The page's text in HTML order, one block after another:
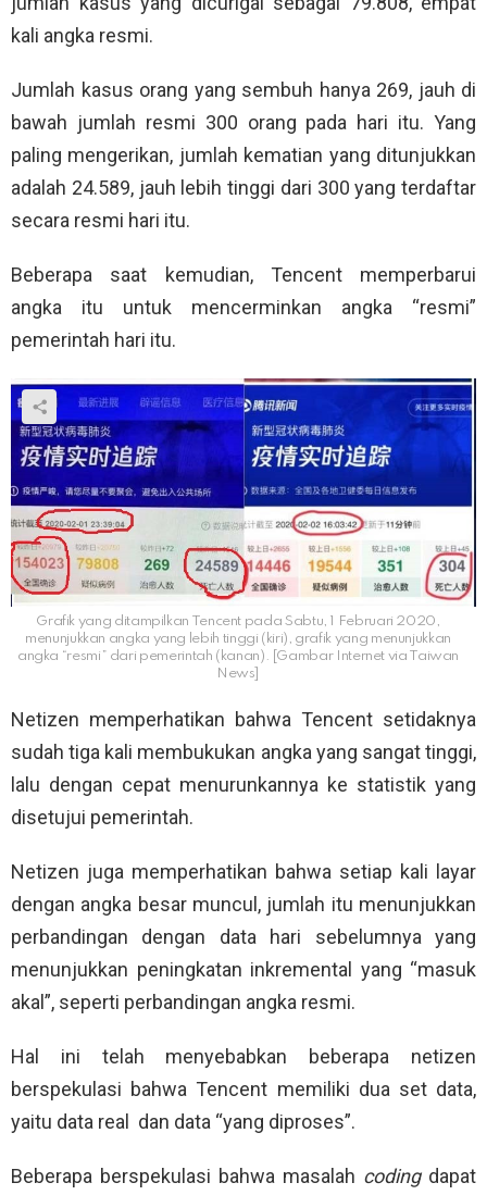
kali angka resmi.
Jumlah kasus orang yang sembuh hanya 269, jauh di
bawah jumlah resmi 300 orang pada hari itu. Yang
paling mengerikan, jumlah kematian yang ditunjukkan
adalah 24.589, jauh lebih tinggi dari 300 yang terdaftar
secara resmi hari itu.
Beberapa saat kemudian, Tencent memperbarui
angka itu untuk mencerminkan angka “resmi”
pemerintah hari itu.
Grafik yang ditampilkan Tencent pada Sabtu, 1 Februari 2020,
menunjukkan angka yang lebih tinggi (kiri), grafik yang menunjukkan
angka “resmi” dari pemerintah (kanan). [Gambar Internet via Taiwan
News]
Netizen memperhatikan bahwa Tencent setidaknya
sudah tiga kali membukukan angka yang sangat tinggi,
lalu dengan cepat menurunkannya ke statistik yang
disetujui pemerintah.
Netizen juga memperhatikan bahwa setiap kali layar
dengan angka besar muncul, jumlah itu menunjukkan
perbandingan dengan data hari sebelumnya yang
menunjukkan peningkatan inkremental yang “masuk
akal”, seperti perbandingan angka resmi.
Hal ini telah menyebabkan beberapa netizen
berspekulasi bahwa Tencent memiliki dua set data,
yaitu data real
dan data “yang diproses”.
Beberapa berspekulasi bahwa masalah codingdapat